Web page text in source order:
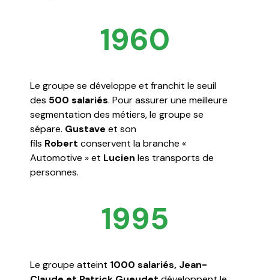
1960
Le groupe se développe et franchit le seuil
des 500 salariés. Pour assurer une meilleure
segmentation des métiers, le groupe se
sépare. Gustave et son
fils Robert conservent la branche «
Automotive » et Lucien les transports de
personnes.
1995
Le groupe atteint 1000 salariés, Jean-